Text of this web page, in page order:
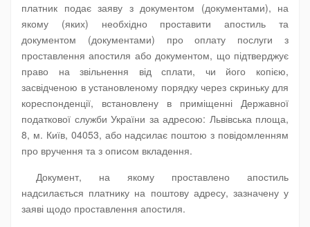
платник подає заяву з документом (документами), на
якому (яких) необхідно проставити апостиль та
документом (документами) про оплату послуги з
проставлення апостиля або документом, що підтверджує
право на звільнення від сплати, чи його копією,
засвідченою в установленому порядку через скриньку для
кореспонденції, встановлену в приміщенні Державної
податкової служби України за адресою: Львівська площа,
8, м. Київ, 04053, або надсилає поштою з повідомленням
про вручення та з описом вкладення.
Документ, на якому проставлено апостиль
надсилається платнику на поштову адресу, зазначену у
заяві щодо проставлення апостиля.